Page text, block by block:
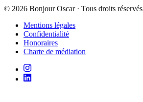
© 2026 Bonjour Oscar · Tous droits réservés
Mentions légales
Confidentialité
Honoraires
Charte de médiation